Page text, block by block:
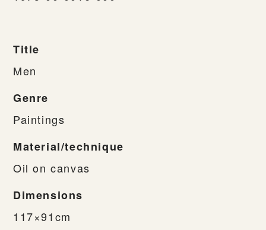
Title
Men
Genre
Paintings
Material/technique
Oil on canvas
Dimensions
117×91cm